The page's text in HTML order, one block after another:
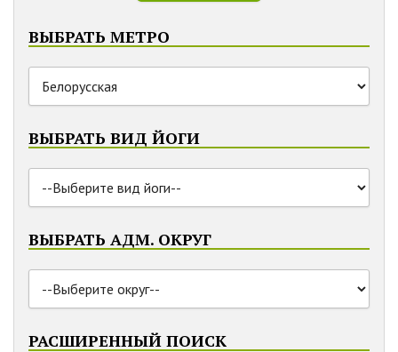
ВЫБРАТЬ МЕТРО
ВЫБРАТЬ ВИД ЙОГИ
ВЫБРАТЬ АДМ. ОКРУГ
РАСШИРЕННЫЙ ПОИСК